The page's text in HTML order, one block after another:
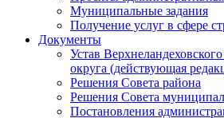
Муниципальные задания
Получение услуг в сфере
Документы
Устав
округа (действующая
Решения Совета района
Решения Совета
Постановления